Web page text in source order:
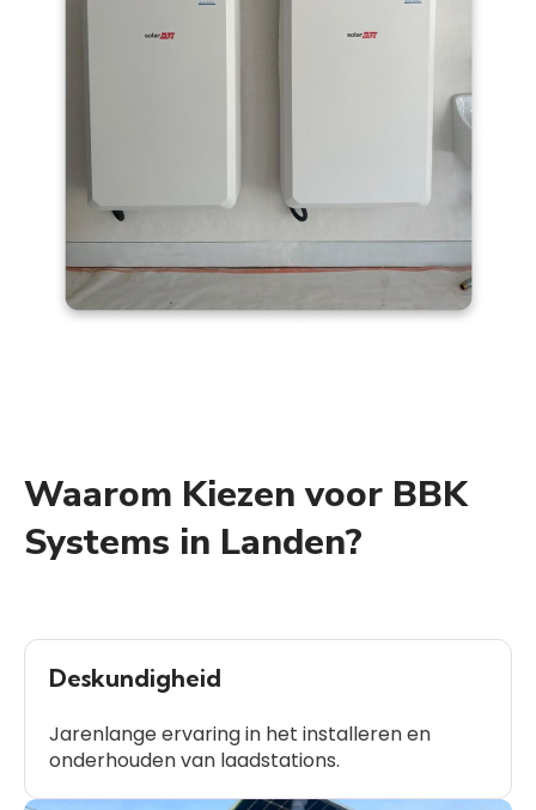
Waarom Kiezen voor BBK
Systems in Landen?
Deskundigheid
Jarenlange ervaring in het installeren en
onderhouden van laadstations.